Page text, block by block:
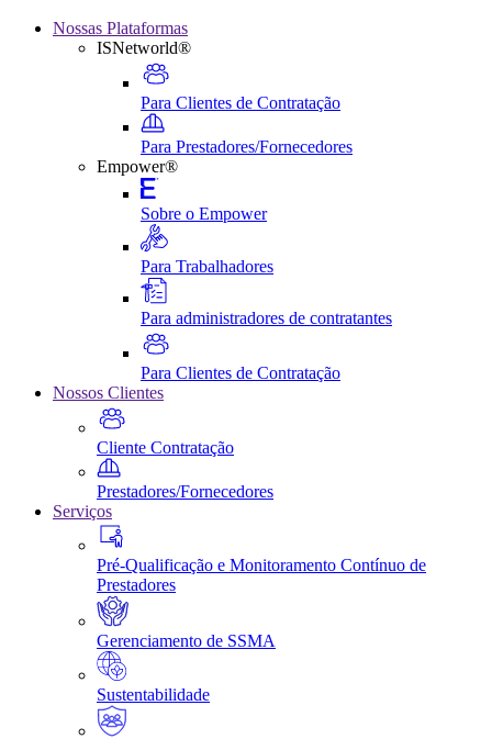
Nossas Plataformas
ISNetworld®
Para Clientes de Contratação
Para Prestadores/Fornecedores
Empower®
Sobre o Empower
Para Trabalhadores
Para administradores de contratantes
Para Clientes de Contratação
Nossos Clientes
Cliente Contratação
Prestadores/Fornecedores
Serviços
Pré-Qualificação e Monitoramento Contínuo de
Prestadores
Gerenciamento de SSMA
Sustentabilidade